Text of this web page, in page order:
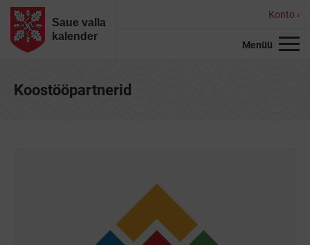
Saue valla
kalender
Konto ›
Menüü
Koostööpartnerid